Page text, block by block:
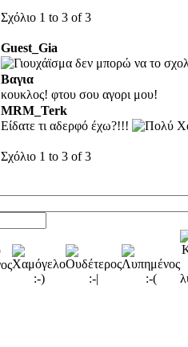
Σχόλιο 1 to 3 of 3
Guest_Gia
δεν μπορώ να το
Βαγια
κουκλος! φτου σου αγορι μου!
MRM_Terk
Είδατε τι αδερφό έχω?!!!
Σχόλιο 1 to 3 of 3